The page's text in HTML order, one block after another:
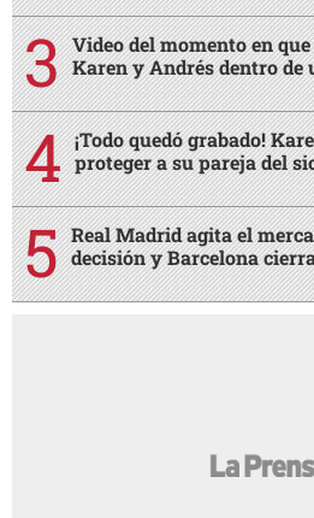
Video del momento en
Karen y Andrés dentro de
¡Todo quedó grabado!
proteger a su pareja del
Real Madrid agita el
decisión y Barcelona